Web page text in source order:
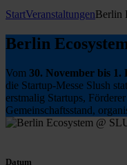
StartVeranstaltungenBerlin
Berlin
Vom 30. November bis 1.
die Startup-Messe Slush
erstmalig Startups,
Gemeinschaftsstand,
Datum